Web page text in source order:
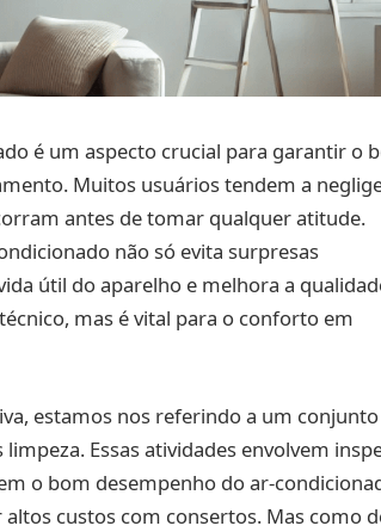
é um aspecto crucial para garantir o
Muitos usuários tendem a
antes de tomar qualquer atitude.
não só evita surpresas
útil do aparelho e melhora a
mas é vital para o conforto em
estamos nos referindo a um
Essas atividades envolvem
o bom desempenho do ar-
custos com consertos. Mas como